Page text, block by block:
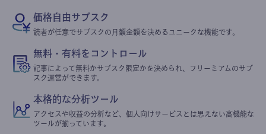
価格自由サブスク
読者が任意でサブスクの月額金額を決めるユニークな機能です。
無料・有料をコントロール
記事によって無料かサブスク限定かを決められ、フリーミアムのサブ
スク運営ができます。
本格的な分析ツール
アクセスや収益の分析など、個人向けサービスとは思えない高機能な
ツールが揃っています。